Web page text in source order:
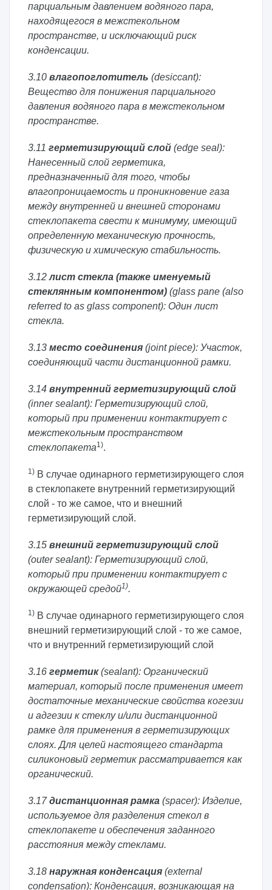
парциальным давлением водяного пара,
находящегося в межстекольном
пространстве, и исключающий риск
конденсации.
3.10 влагопоглотитель (desiccant):
Вещество для понижения парциального
давления водяного пара в межстекольном
пространстве.
3.11 герметизирующий слой (edge seal):
Нанесенный слой герметика,
предназначенный для того, чтобы
влагопроницаемость и проникновение газа
между внутренней и внешней сторонами
стеклопакета свести к минимуму, имеющий
определенную механическую прочность,
физическую и химическую стабильность.
3.12 лист стекла (также именуемый
стеклянным компонентом) (glass pane (also
referred to as glass component): Один лист
стекла.
3.13 место соединения (joint piece): Участок,
соединяющий части дистанционной рамки.
3.14 внутренний герметизирующий слой
(inner sealant): Герметизирующий слой,
который при применении контактирует с
межстекольным пространством
стеклопакета1).
1) В случае одинарного герметизирующего слоя
в стеклопакете внутренний герметизирующий
слой - то же самое, что и внешний
герметизирующий слой.
3.15 внешний герметизирующий слой
(outer sealant): Герметизирующий слой,
который при применении контактирует с
окружающей средой1).
1) В случае одинарного герметизирующего слоя
внешний герметизирующий слой - то же самое,
что и внутренний герметизирующий слой
3.16 герметик (sealant): Органический
материал, который после применения имеет
достаточные механические свойства когезии
и адгезии к стеклу и/или дистанционной
рамке для применения в герметизирующих
слоях. Для целей настоящего стандарта
силиконовый герметик рассматривается как
органический.
3.17 дистанционная рамка (spacer): Изделие,
используемое для разделения стекол в
стеклопакете и обеспечения заданного
расстояния между стеклами.
3.18 наружная конденсация (external
condensation): Конденсация, возникающая на